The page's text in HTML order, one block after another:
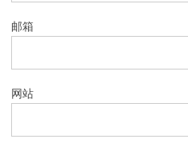
邮箱
网站